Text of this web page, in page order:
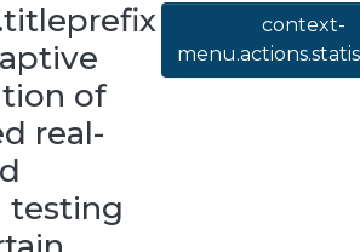
of
real-
testing
context-